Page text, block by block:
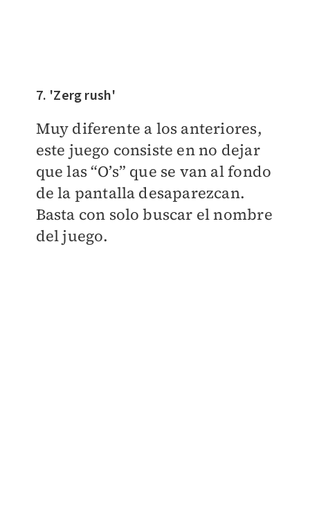
7. 'Zerg rush'
Muy diferente a los anteriores,
este juego consiste en no dejar
que las “O’s” que se van al fondo
de la pantalla desaparezcan.
Basta con solo buscar el nombre
del juego.